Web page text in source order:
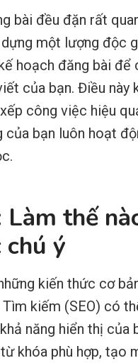
bài đều đặn rất
một lượng độc
hoạch đăng bài để
của bạn. Điều này
công việc hiệu
của bạn luôn hoạt
Làm thế
chú ý
kiến thức cơ
kiếm (SEO) có
năng hiển thị của
khóa phù hợp, tạo